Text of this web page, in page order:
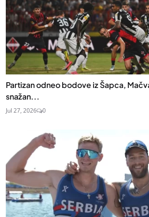
Partizan odneo bodove iz Šapca,
snažan...
Jul 27, 2026 0